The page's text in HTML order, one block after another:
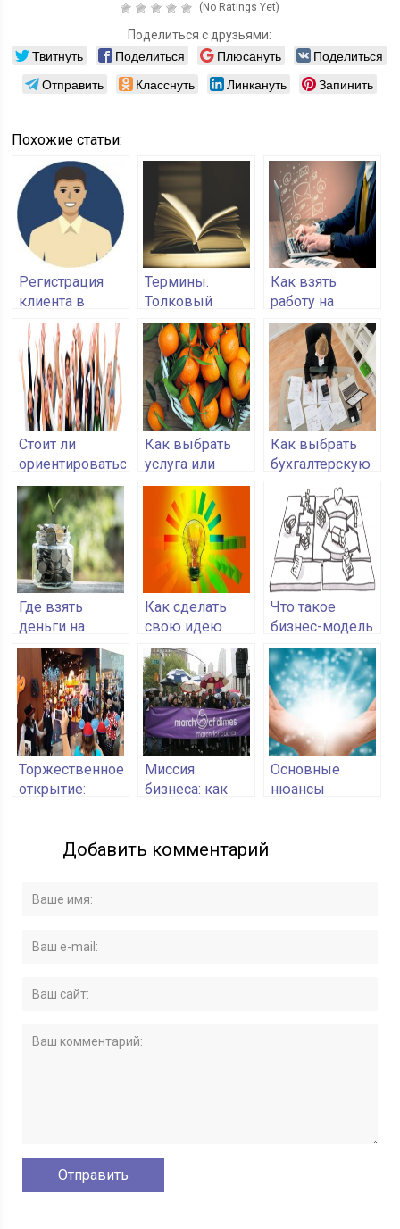
(No Ratings Yet)
Поделиться с друзьями:
Твитнуть Поделиться Плюсануть
Поделиться
Отправить
Класснуть Линкануть Запинить
Похожие статьи:
Регистрация
клиента в
Amway
Термины.
Толковый
словарь
фрилансера
Как взять
работу на
freelance-
бирже
Стоит ли
ориентироваться
на постоянных
посетителей
Как выбрать
услуга или
продукт
Как выбрать
бухгалтерскую
компанию
Где взять
деньги на
открытие
бизнеса
Как сделать
свою идею
уникальной
Что такое
бизнес-модель
Торжественное
открытие:
организовать
Миссия
бизнеса: как
Основные
нюансы
Добавить комментарий